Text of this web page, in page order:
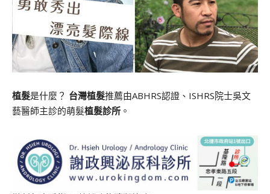
植髮是什麼？ 台灣植髮推薦由ABHRS認證、ISHRS院士吳文
藝醫師主診的萌髮植髮診所 。